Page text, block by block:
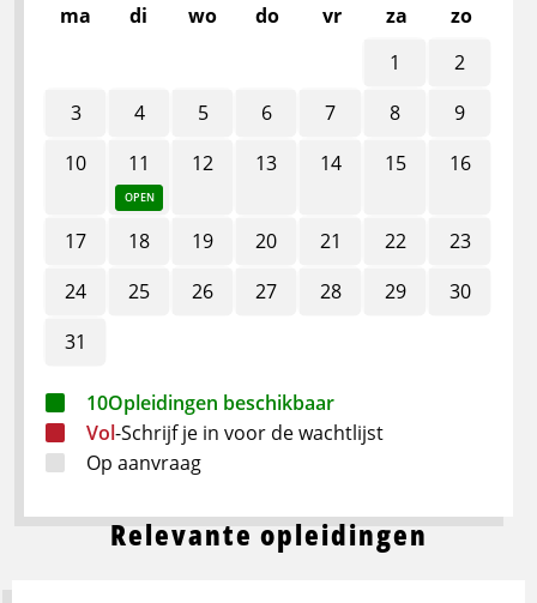
ma di wo do vr za
zo
1
2
3
4 5 6 7 8
9
10
11
OPEN
12 13 14 15 16
17 18 19 20 21 22
23
24
25 26 27 28 29
30
31
10Opleidingen beschikbaar
Vol-Schrijf je in voor de wachtlijst
Op aanvraag
Relevante opleidingen